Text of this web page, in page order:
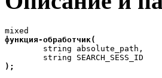
mixed
функция-обработчик(
string absolute_path,
	string SEARCH_SESS_ID
);